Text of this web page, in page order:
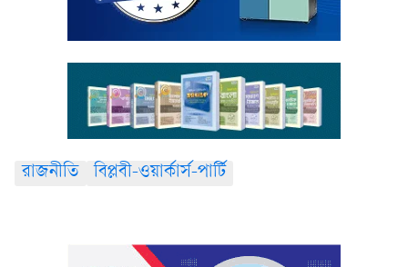
রাজনীতি বিপ্লবী-ওয়ার্কার্স-পার্টি